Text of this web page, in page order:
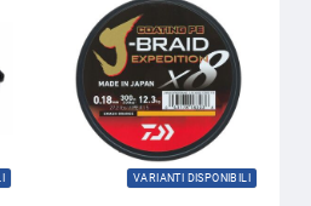
VARIANTI DISPONIBILI